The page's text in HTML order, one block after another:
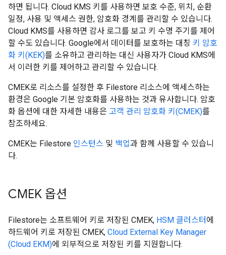
하면 됩니다. Cloud KMS 키를 사용하면 보호 수준, 위치, 순환
일정, 사용 및 액세스 권한, 암호화 경계를 관리할 수 있습니다.
Cloud KMS를 사용하면 감사 로그를 보고 키 수명 주기를 제어
할 수도 있습니다. Google에서 데이터를 보호하는 대칭 키 암호
화 키(KEK)를 소유하고 관리하는 대신 사용자가 Cloud KMS에
서 이러한 키를 제어하고 관리할 수 있습니다.
CMEK로 리소스를 설정한 후 Filestore 리소스에 액세스하는
환경은 Google 기본 암호화를 사용하는 것과 유사합니다. 암호
화 옵션에 대한 자세한 내용은 고객 관리 암호화 키(CMEK)를
참조하세요.
CMEK는 Filestore 인스턴스 및 백업과 함께 사용할 수 있습니
다.
CMEK 옵션
Filestore는 소프트웨어 키로 저장된 CMEK, HSM 클러스터 에
하드웨어 키로 저장된 CMEK, Cloud External Key Manager
(Cloud EKM)에 외부적으로 저장된 키를 지원합니다.